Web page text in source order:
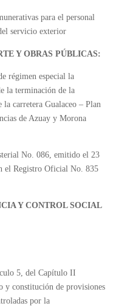
para el personal
servicio exterior
Y OBRAS PÚBLICAS:
régimen especial la
la terminación de la
carretera Gualaceo – Plan
de Azuay y Morona
No. 086, emitido el 23
el Registro Oficial No. 835
Y CONTROL SOCIAL
5, del Capítulo II
y constitución de provisiones
por la